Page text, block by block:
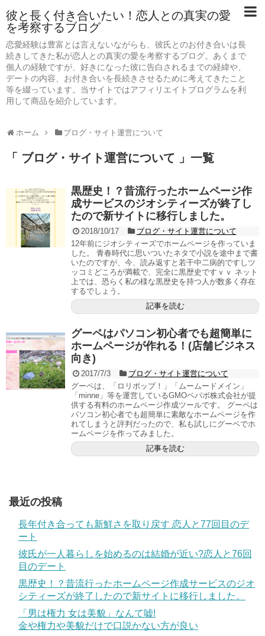
彼と長く付き合いたい！恋人との真実の愛
を考察するブログ
恋愛経験は豊富とは言えないながらも、彼氏とのお付き合いは長
続きしてきた私が恋人との真実の愛を考察するブログ。あくまで
個人の経験ですが、好きになった彼に告白されるまでの経緯や、
デートの内容、お付き合いを長続きさせるために考えてきたこと
等を綴っています。当サイトではアフィリエイトプログラムを利
用して商品を紹介しています。
ホーム ブログ・サイト運営について
「 ブログ・サイト運営について 」一覧
黒歴史！？昔流行ったホームページ作
成サービスのジオシティーズが終了し
たので新サイトに移行しました。
2018/10/17
ブログ・サイト運営について
12年前にジオシティーズでホームページを作っていま
した。 青春時代に思いついたネタで小説を途中まで書
いたのですが、今、読み返すと若干中二病的ですしツ
ッコミどころが満載で、完全に黒歴史ですｖｖ ネット
上では、恐らく私の様な黒歴史を持つ人が数多く存在
するでしょう。
記事を読む
グーペはパソコン初心者でも超簡単に
ホームページが作れる！(店舗ビジネス
向き)
2017/7/3
ブログ・サイト運営について
グーペは、「ロリポップ！」「ムームードメイン」
「minne」等を運営しているGMOペパボ株式会社が提
供する有料のホームページ作成ツールです。 グーペは
パソコン初心者でも超簡単に素敵なホームページを作
れてしまうと評判だったので、私も試しにグーペでホ
ームページを作ってみました。
記事を読む
最近の投稿
長年付き合っても新鮮さを取り戻す 恋人と77回目のデ
ート
彼氏が一人暮らしを始めるのは結婚が近い?恋人と76回
目のデート
黒歴史！？昔流行ったホームページ作成サービスのジオ
シティーズが終了したので新サイトに移行しました。
「男は権力 女は美貌」なんて嘘!
金や権力や美貌だけで口説かない方が良い